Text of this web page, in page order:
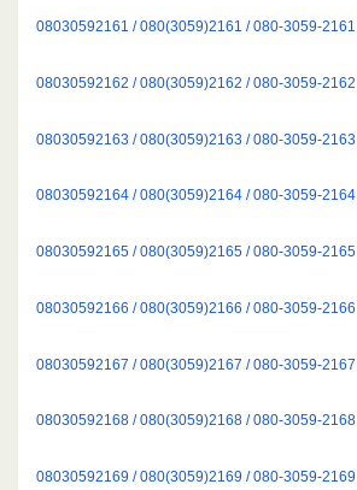
08030592161 / 080(3059)2161 / 080-3059-2161
08030592162 / 080(3059)2162 / 080-3059-2162
08030592163 / 080(3059)2163 / 080-3059-2163
08030592164 / 080(3059)2164 / 080-3059-2164
08030592165 / 080(3059)2165 / 080-3059-2165
08030592166 / 080(3059)2166 / 080-3059-2166
08030592167 / 080(3059)2167 / 080-3059-2167
08030592168 / 080(3059)2168 / 080-3059-2168
08030592169 / 080(3059)2169 / 080-3059-2169